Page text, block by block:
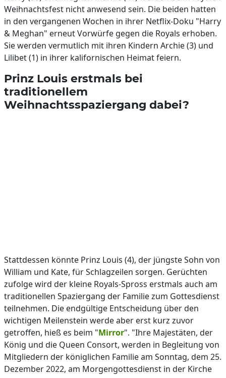
Weihnachtsfest nicht anwesend sein. Die beiden hatten
in den vergangenen Wochen in ihrer Netflix-Doku "Harry
& Meghan" erneut Vorwürfe gegen die Royals erhoben.
Sie werden vermutlich mit ihren Kindern Archie (3) und
Lilibet (1) in ihrer kalifornischen Heimat feiern.
Prinz Louis erstmals bei
traditionellem
Weihnachtsspaziergang dabei?
Stattdessen könnte Prinz Louis (4), der jüngste Sohn von
William und Kate, für Schlagzeilen sorgen. Gerüchten
zufolge wird der kleine Royals-Spross erstmals auch am
traditionellen Spaziergang der Familie zum Gottesdienst
teilnehmen. Die endgültige Entscheidung über den
wichtigen Meilenstein werde aber erst kurz zuvor
getroffen, hieß es beim "Mirror". "Ihre Majestäten, der
König und die Queen Consort, werden in Begleitung von
Mitgliedern der königlichen Familie am Sonntag, dem 25.
Dezember 2022, am Morgengottesdienst in der Kirche